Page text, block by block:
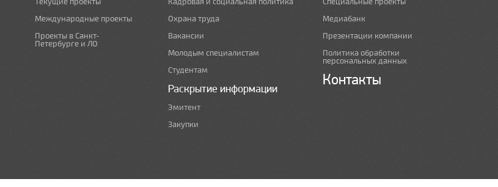
Международные проекты
Проекты в Санкт-
Петербурге и ЛО
Охрана труда
Вакансии
Молодым специалистам
Студентам
Раскрытие информации
Эмитент
Закупки
Медиабанк
Презентации компании
Политика обработки
персональных данных
Контакты